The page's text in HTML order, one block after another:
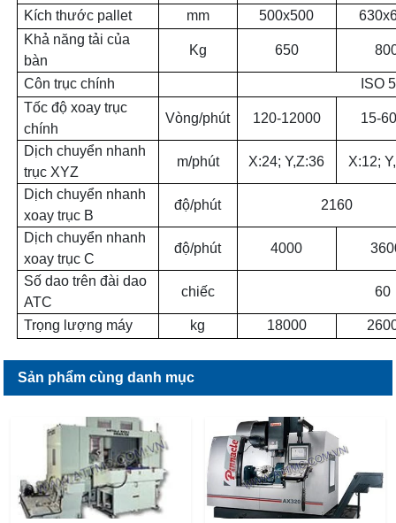
Kích thước pallet
mm 500x500
Khả năng tải của
bàn
Kg 650
Côn trục chính
ISO
Tốc độ xoay trục
chính
Vòng/phút 120-12000 15-
Dịch chuyển nhanh
trục XYZ
m/phút X:24; Y,Z:36 X:12;
Dịch chuyển nhanh
xoay trục B
độ/phút 2160
Dịch chuyển nhanh
xoay trục C
độ/phút 4000
Số dao trên đài dao
ATC
chiếc 60
Trọng lượng máy kg 18000
Sản phẩm cùng danh mục